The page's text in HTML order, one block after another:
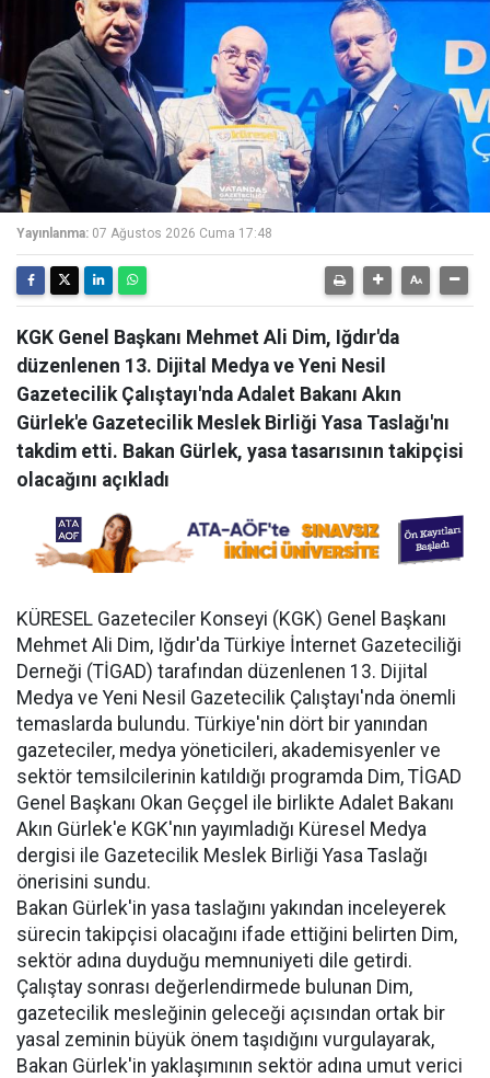
Yayınlanma: 07 Ağustos 2026 Cuma 17:48
KGK Genel Başkanı Mehmet Ali Dim, Iğdır'da
düzenlenen 13. Dijital Medya ve Yeni Nesil
Gazetecilik Çalıştayı'nda Adalet Bakanı Akın
Gürlek'e Gazetecilik Meslek Birliği Yasa Taslağı'nı
takdim etti. Bakan Gürlek, yasa tasarısının takipçisi
olacağını açıkladı
KÜRESEL Gazeteciler Konseyi (KGK) Genel Başkanı
Mehmet Ali Dim, Iğdır'da Türkiye İnternet Gazeteciliği
Derneği (TİGAD) tarafından düzenlenen 13. Dijital
Medya ve Yeni Nesil Gazetecilik Çalıştayı'nda önemli
temaslarda bulundu. Türkiye'nin dört bir yanından
gazeteciler, medya yöneticileri, akademisyenler ve
sektör temsilcilerinin katıldığı programda Dim, TİGAD
Genel Başkanı Okan Geçgel ile birlikte Adalet Bakanı
Akın Gürlek'e KGK'nın yayımladığı Küresel Medya
dergisi ile Gazetecilik Meslek Birliği Yasa Taslağı
önerisini sundu.
Bakan Gürlek'in yasa taslağını yakından inceleyerek
sürecin takipçisi olacağını ifade ettiğini belirten Dim,
sektör adına duyduğu memnuniyeti dile getirdi.
Çalıştay sonrası değerlendirmede bulunan Dim,
gazetecilik mesleğinin geleceği açısından ortak bir
yasal zeminin büyük önem taşıdığını vurgulayarak,
Bakan Gürlek'in yaklaşımının sektör adına umut verici